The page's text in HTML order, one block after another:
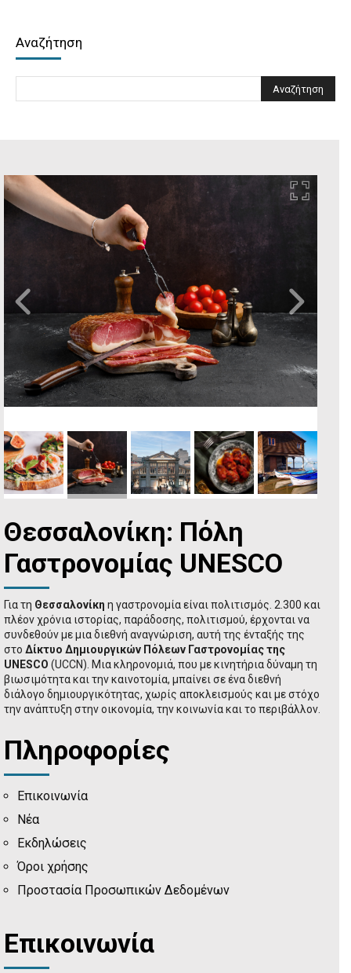
Αναζήτηση
Θεσσαλονίκη: Πόλη
Γαστρονομίας UNESCO
Για τη Θεσσαλονίκη η γαστρονομία είναι πολιτισμός. 2.300 και
πλέον χρόνια ιστορίας, παράδοσης, πολιτισμού, έρχονται να
συνδεθούν με μια διεθνή αναγνώριση, αυτή της ένταξής της
στο Δίκτυο Δημιουργικών Πόλεων Γαστρονομίας της
UNESCO (UCCN). Μια κληρονομιά, που με κινητήρια δύναμη τη
βιωσιμότητα και την καινοτομία, μπαίνει σε ένα διεθνή
διάλογο δημιουργικότητας, χωρίς αποκλεισμούς και με στόχο
την ανάπτυξη στην οικονομία, την κοινωνία και το περιβάλλον.
Πληροφορίες
Επικοινωνία
Νέα
Εκδηλώσεις
Όροι χρήσης
Προστασία Προσωπικών Δεδομένων
Επικοινωνία